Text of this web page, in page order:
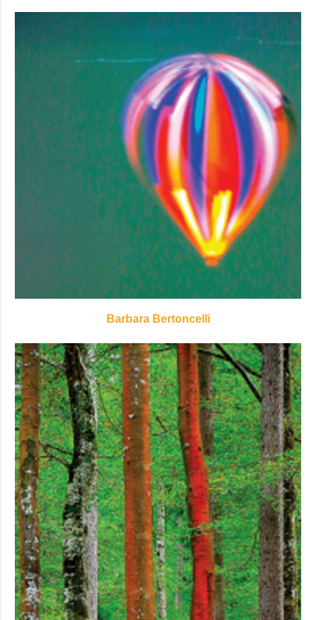
Barbara Bertoncelli